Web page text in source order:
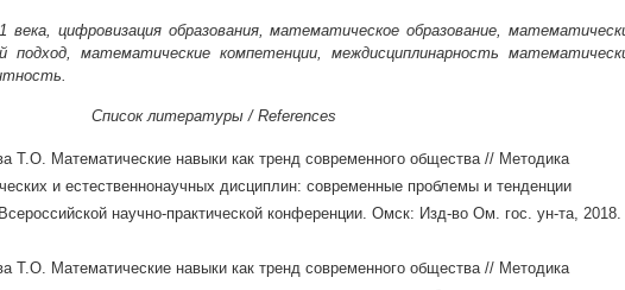
века, цифровизация образования, математическое образование,
подход, математические компетенции, междисциплинарность
Список литературы / References
Т.О. Математические навыки как тренд современного общества // Методика
и естественнонаучных дисциплин: современные проблемы и тенденции
научно-практической конференции. Омск: Изд-во Ом. гос. ун-та, 2018.
Т.О. Математические навыки как тренд современного общества // Методика